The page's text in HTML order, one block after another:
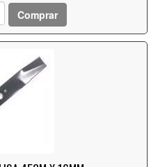
Comprar